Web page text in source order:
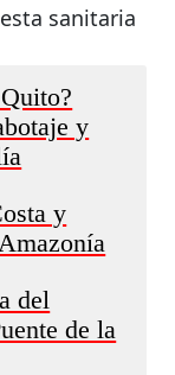
sanitaria
y
y
del
de la